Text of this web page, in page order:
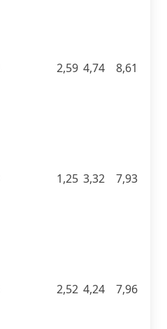
2,59 4,74 8,61
1,25 3,32 7,93
2,52 4,24 7,96